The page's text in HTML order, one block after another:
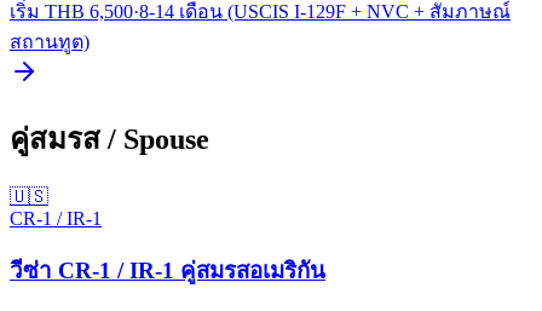
เริ่ม THB 6,500·8-14 เดือน (USCIS I-129F + NVC + สัมภาษณ์
สถานทูต)
คู่สมรส / Spouse
🇺🇸
CR-1 / IR-1
วีซ่า CR-1 / IR-1 คู่สมรสอเมริกัน